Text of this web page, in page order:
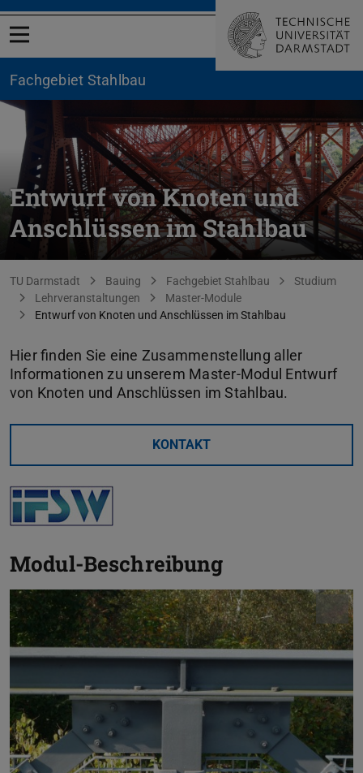
Menü öffnen
Fachgebiet Stahlbau
Entwurf von Knoten und
Anschlüssen im Stahlbau
Sie befinden sich hier:
TU Darmstadt Bauing Fachgebiet Stahlbau
Studium
Lehrveranstaltungen
Master-Module
Entwurf von Knoten und Anschlüssen im Stahlbau
Hier finden Sie eine Zusammenstellung aller
Informationen zu unserem Master-Modul Entwurf
von Knoten und Anschlüssen im Stahlbau.
KONTAKT
Modul-Beschreibung